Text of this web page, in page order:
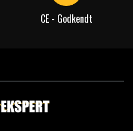
CE - Godkendt